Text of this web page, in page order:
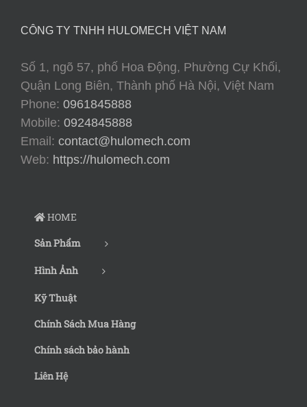
CÔNG TY TNHH HULOMECH VIỆT NAM
Số 1, ngõ 57, phố Hoa Động, Phường Cự Khối,
Quận Long Biên, Thành phố Hà Nội, Việt Nam
Phone: 0961845888
Mobile: 0924845888
Email: contact@hulomech.com
Web: https://hulomech.com
HOME
Sản Phẩm
Hình Ảnh
Kỹ Thuật
Chính Sách Mua Hàng
Chính sách bảo hành
Liên Hệ